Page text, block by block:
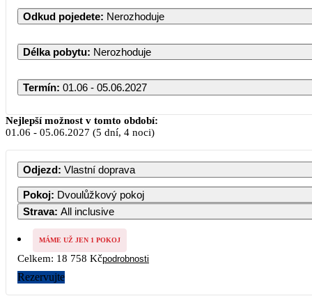
Odkud pojedete: Nerozhoduje
Délka pobytu: Nerozhoduje
Termín: 01.06 - 05.06.2027
Červen
PO ÚT ST ČT
1 2 3
7 8 9 10
21 22 23 24
Nejlepší možnost v tomto období:
01.06 - 05.06.2027 (5 dní, 4 noci)
Odjezd: Vlastní doprava
Pokoj: Dvoulůžkový pokoj
Strava: All inclusive
MÁME UŽ JEN 1 POKOJ
Celkem: 18 758 Kčpodrobnosti
Rezervujte